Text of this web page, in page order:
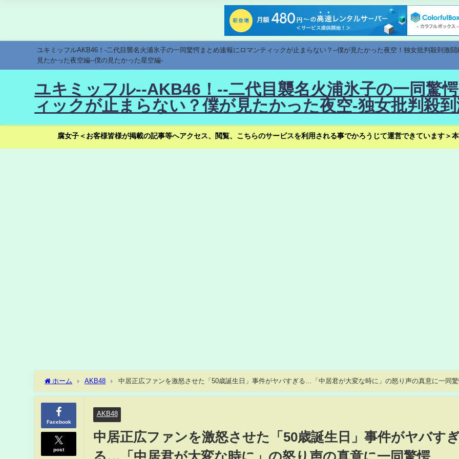
ユキミッフルAKB46！-二代目襲名火浦氷子の一同驚愕まとめ速報にロマンティックが止まらない？--僕が見たかった夜空！独女批判殺到激
見たかった夜空編--僕の見たかった星空編-
ユキミッフル--AKB46！--二代目襲名火浦氷子の一同驚
ィックが止まらない？僕が見たかった夜空-独女批判殺
腐女子＜お客様皆様が掲載の記事等へアクセス、閲覧、こちらのサービスを利用される事でかろうじて運営できています＞
ホーム AKB48 中居正広ファンを激怒させた「50歳誕生日」事件がヤバすぎる…「中居君が大変な時に」の怒り声の真意に一同
Facebook
post
AKB48
中居正広ファンを激怒させた「50歳誕生日」事件がヤバすぎ
る…「中居君が大変な時に」の怒り声の真意に一同驚愕